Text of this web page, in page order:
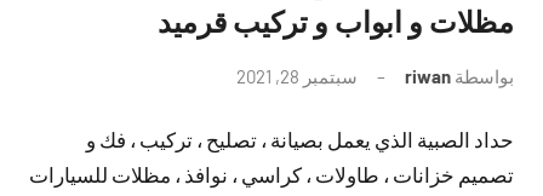
مظلات و ابواب و تركيب قرميد
بواسطة riwan سبتمبر 28, 2021
تعليقات
حداد الصبية الذي يعمل بصيانة ، تصليح ، تركيب ، فك و
تصميم خزانات ، طاولات ، كراسي ، نوافذ ، مظلات للسيارات